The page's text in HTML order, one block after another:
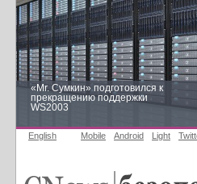
«Mr. Сумкин» подготовился к
прекращению поддержки
WS2003
English Mobile Android Light